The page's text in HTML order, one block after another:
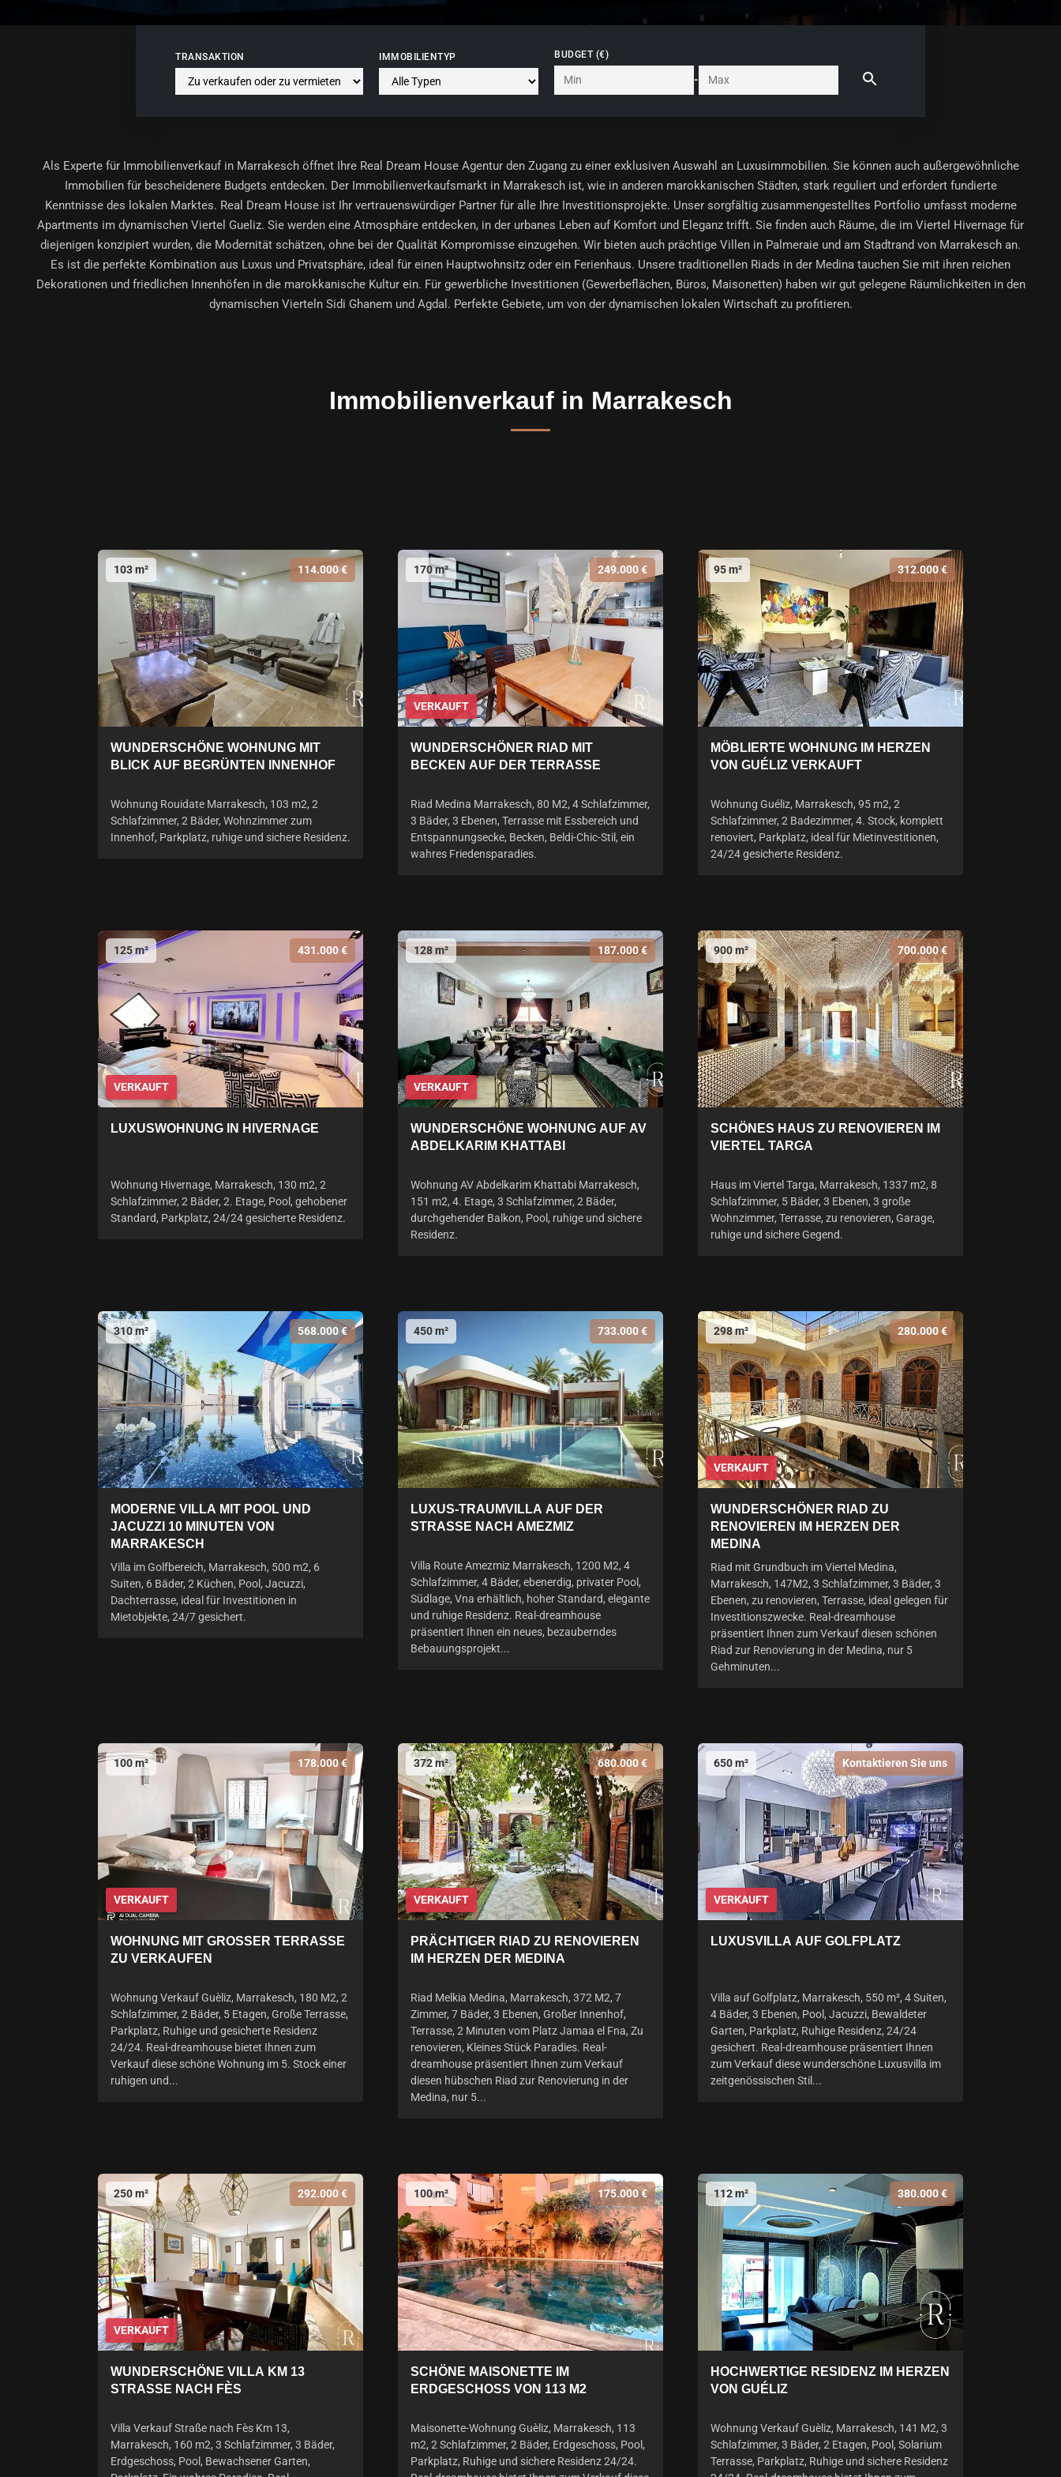
TRANSAKTION IMMOBILIENTYP BUDGET (€)
-
Als Experte für Immobilienverkauf in Marrakesch öffnet Ihre Real Dream House Agentur den Zugang zu einer exklusiven Auswahl an Luxusimmobilien. Sie können auch außergewöhnliche
Immobilien für bescheidenere Budgets entdecken. Der Immobilienverkaufsmarkt in Marrakesch ist, wie in anderen marokkanischen Städten, stark reguliert und erfordert fundierte
Kenntnisse des lokalen Marktes. Real Dream House ist Ihr vertrauenswürdiger Partner für alle Ihre Investitionsprojekte. Unser sorgfältig zusammengestelltes Portfolio umfasst moderne
Apartments im dynamischen Viertel Gueliz. Sie werden eine Atmosphäre entdecken, in der urbanes Leben auf Komfort und Eleganz trifft. Sie finden auch Räume, die im Viertel Hivernage für
diejenigen konzipiert wurden, die Modernität schätzen, ohne bei der Qualität Kompromisse einzugehen. Wir bieten auch prächtige Villen in Palmeraie und am Stadtrand von Marrakesch an.
Es ist die perfekte Kombination aus Luxus und Privatsphäre, ideal für einen Hauptwohnsitz oder ein Ferienhaus. Unsere traditionellen Riads in der Medina tauchen Sie mit ihren reichen
Dekorationen und friedlichen Innenhöfen in die marokkanische Kultur ein. Für gewerbliche Investitionen (Gewerbeflächen, Büros, Maisonetten) haben wir gut gelegene Räumlichkeiten in den
dynamischen Vierteln Sidi Ghanem und Agdal. Perfekte Gebiete, um von der dynamischen lokalen Wirtschaft zu profitieren.
Immobilienverkauf in Marrakesch
103 m² 114.000 €
WUNDERSCHÖNE WOHNUNG MIT
BLICK AUF BEGRÜNTEN INNENHOF
Wohnung Rouidate Marrakesch, 103 m2, 2
Schlafzimmer, 2 Bäder, Wohnzimmer zum
Innenhof, Parkplatz, ruhige und sichere Residenz.
170 m² 249.000 €
VERKAUFT
WUNDERSCHÖNER RIAD MIT
BECKEN AUF DER TERRASSE
Riad Medina Marrakesch, 80 M2, 4 Schlafzimmer,
3 Bäder, 3 Ebenen, Terrasse mit Essbereich und
Entspannungsecke, Becken, Beldi-Chic-Stil, ein
wahres Friedensparadies.
95 m² 312.000 €
MÖBLIERTE WOHNUNG IM HERZEN
VON GUÉLIZ VERKAUFT
Wohnung Guéliz, Marrakesch, 95 m2, 2
Schlafzimmer, 2 Badezimmer, 4. Stock, komplett
renoviert, Parkplatz, ideal für Mietinvestitionen,
24/24 gesicherte Residenz.
125 m² 431.000 €
VERKAUFT
LUXUSWOHNUNG IN HIVERNAGE
Wohnung Hivernage, Marrakesch, 130 m2, 2
Schlafzimmer, 2 Bäder, 2. Etage, Pool, gehobener
Standard, Parkplatz, 24/24 gesicherte Residenz.
128 m² 187.000 €
VERKAUFT
WUNDERSCHÖNE WOHNUNG AUF AV
ABDELKARIM KHATTABI
Wohnung AV Abdelkarim Khattabi Marrakesch,
151 m2, 4. Etage, 3 Schlafzimmer, 2 Bäder,
durchgehender Balkon, Pool, ruhige und sichere
Residenz.
900 m² 700.000 €
SCHÖNES HAUS ZU RENOVIEREN IM
VIERTEL TARGA
Haus im Viertel Targa, Marrakesch, 1337 m2, 8
Schlafzimmer, 5 Bäder, 3 Ebenen, 3 große
Wohnzimmer, Terrasse, zu renovieren, Garage,
ruhige und sichere Gegend.
310 m² 568.000 €
MODERNE VILLA MIT POOL UND
JACUZZI 10 MINUTEN VON
MARRAKESCH
Villa im Golfbereich, Marrakesch, 500 m2, 6
Suiten, 6 Bäder, 2 Küchen, Pool, Jacuzzi,
Dachterrasse, ideal für Investitionen in
Mietobjekte, 24/7 gesichert.
450 m² 733.000 €
LUXUS-TRAUMVILLA AUF DER
STRASSE NACH AMEZMIZ
Villa Route Amezmiz Marrakesch, 1200 M2, 4
Schlafzimmer, 4 Bäder, ebenerdig, privater Pool,
Südlage, Vna erhältlich, hoher Standard, elegante
und ruhige Residenz. Real-dreamhouse
präsentiert Ihnen ein neues, bezauberndes
Bebauungsprojekt...
298 m² 280.000 €
VERKAUFT
WUNDERSCHÖNER RIAD ZU
RENOVIEREN IM HERZEN DER
MEDINA
Riad mit Grundbuch im Viertel Medina,
Marrakesch, 147M2, 3 Schlafzimmer, 3 Bäder, 3
Ebenen, zu renovieren, Terrasse, ideal gelegen für
Investitionszwecke. Real-dreamhouse
präsentiert Ihnen zum Verkauf diesen schönen
Riad zur Renovierung in der Medina, nur 5
Gehminuten...
100 m² 178.000 €
VERKAUFT
WOHNUNG MIT GROSSER TERRASSE Z
U VERKAUFEN
Wohnung Verkauf Guèliz, Marrakesch, 180 M2, 2
Schlafzimmer, 2 Bäder, 5 Etagen, Große Terrasse,
Parkplatz, Ruhige und gesicherte Residenz
24/24. Real-dreamhouse bietet Ihnen zum
Verkauf diese schöne Wohnung im 5. Stock einer
ruhigen und...
372 m² 680.000 €
VERKAUFT
PRÄCHTIGER RIAD ZU RENOVIEREN
IM HERZEN DER MEDINA
Riad Melkia Medina, Marrakesch, 372 M2, 7
Zimmer, 7 Bäder, 3 Ebenen, Großer Innenhof,
Terrasse, 2 Minuten vom Platz Jamaa el Fna, Zu
renovieren, Kleines Stück Paradies. Real-
dreamhouse präsentiert Ihnen zum Verkauf
diesen hübschen Riad zur Renovierung in der
Medina, nur 5...
650 m² Kontaktieren Sie uns
VERKAUFT
LUXUSVILLA AUF GOLFPLATZ
Villa auf Golfplatz, Marrakesch, 550 m², 4 Suiten,
4 Bäder, 3 Ebenen, Pool, Jacuzzi, Bewaldeter
Garten, Parkplatz, Ruhige Residenz, 24/24
gesichert. Real-dreamhouse präsentiert Ihnen
zum Verkauf diese wunderschöne Luxusvilla im
zeitgenössischen Stil...
250 m² 292.000 €
VERKAUFT
WUNDERSCHÖNE VILLA KM 13
STRASSE NACH FÈS
Villa Verkauf Straße nach Fès Km 13,
Marrakesch, 160 m2, 3 Schlafzimmer, 3 Bäder,
Erdgeschoss, Pool, Bewachsener Garten,
100 m² 175.000 €
SCHÖNE MAISONETTE IM
ERDGESCHOSS VON 113 M2
Maisonette-Wohnung Guèliz, Marrakesch, 113
m2, 2 Schlafzimmer, 2 Bäder, Erdgeschoss, Pool,
Parkplatz, Ruhige und sichere Residenz 24/24.
112 m² 380.000 €
HOCHWERTIGE RESIDENZ IM HERZEN
VON GUÉLIZ
Wohnung Verkauf Guèliz, Marrakesch, 141 M2, 3
Schlafzimmer, 3 Bäder, 2 Etagen, Pool, Solarium
Terrasse, Parkplatz, Ruhige und sichere Residenz